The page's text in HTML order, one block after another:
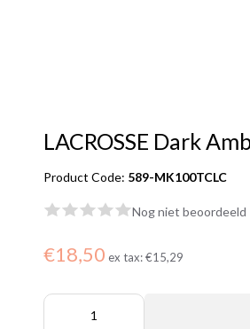
LACROSSE Dark
Product Code: 589-MK100TCLC
Nog niet beoordeeld
€18,50 ex tax:€15,29